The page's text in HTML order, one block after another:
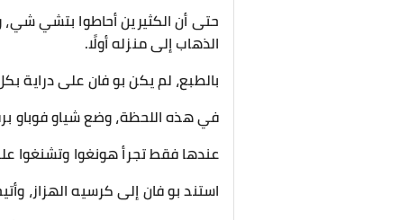
حتى أن الكثيرين أحاطوا بتشي شي،
الذهاب إلى منزله أولًا.
بالطبع، لم يكن بو فان على دراية
في هذه اللحظة، وضع شياو فوباو
عندها فقط تجرأ هونغوا وتشنغوا
استند بو فان إلى كرسيه الهزاز،